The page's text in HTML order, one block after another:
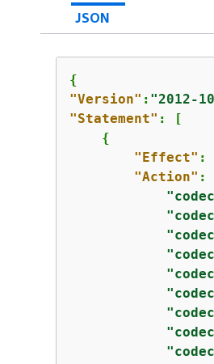
JSON
{
"Version" : "2012-
"Statement" : [
{
"Effect" :
"Action" :